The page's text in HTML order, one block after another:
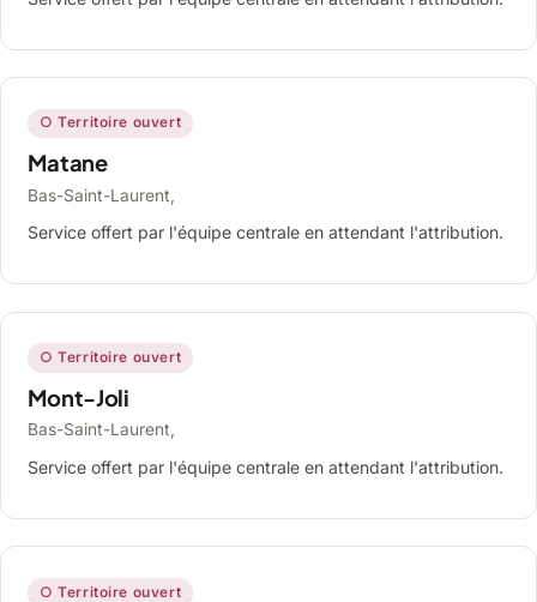
○ Territoire ouvert
Matane
Bas-Saint-Laurent,
Service offert par l'équipe centrale en attendant l'attribution.
○ Territoire ouvert
Mont-Joli
Bas-Saint-Laurent,
Service offert par l'équipe centrale en attendant l'attribution.
○ Territoire ouvert